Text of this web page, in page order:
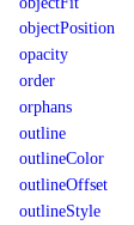
objectPosition
opacity
order
orphans
outline
outlineColor
outlineOffset
outlineStyle